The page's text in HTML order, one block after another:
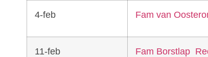
4-feb Fam van
11-feb Fam Borstlap